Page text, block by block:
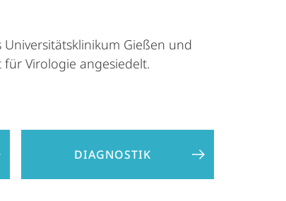
Gießen und
Virologie angesiedelt.
DIAGNOSTIK